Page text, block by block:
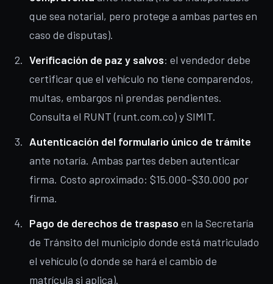
que sea notarial, pero protege a ambas partes en
caso de disputas).
Verificación de paz y salvos: el vendedor debe
certificar que el vehículo no tiene comparendos,
multas, embargos ni prendas pendientes.
Consulta el RUNT (runt.com.co) y SIMIT.
Autenticación del formulario único de trámite
ante notaría. Ambas partes deben autenticar
firma. Costo aproximado: $15.000–$30.000 por
firma.
Pago de derechos de traspaso en la Secretaría
de Tránsito del municipio donde está matriculado
el vehículo (o donde se hará el cambio de
matrícula si aplica).